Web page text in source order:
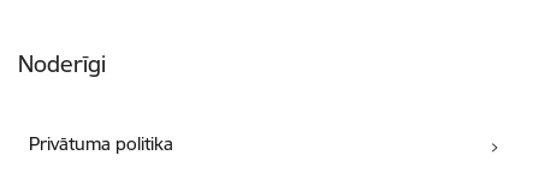
Noderīgi
Privātuma politika